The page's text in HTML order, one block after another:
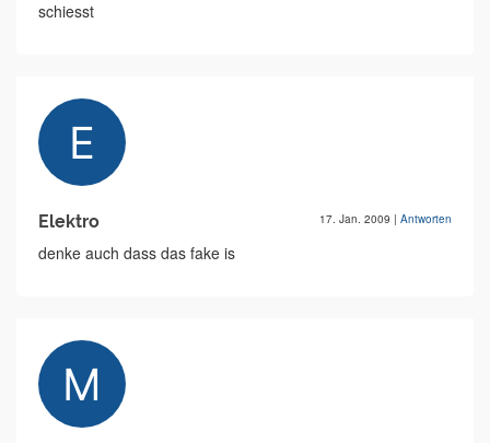
schiesst
Elektro 17. Jan. 2009 | Antworten
denke auch dass das fake is